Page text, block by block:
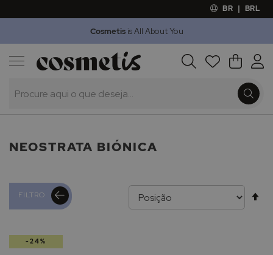
BR | BRL
Cosmetisis All About You
Procura O Meu
Outlet
NEOSTRATA BIÓNICA
FILTRO
-24%